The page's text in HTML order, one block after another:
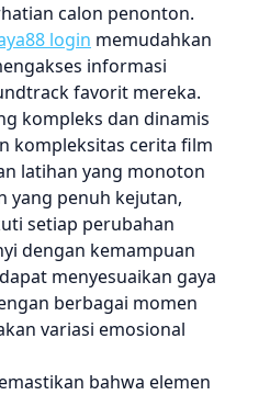
calon penonton.
login memudahkan
informasi
favorit mereka.
kompleks dan dinamis
kompleksitas cerita film
latihan yang monoton
yang penuh kejutan,
setiap perubahan
dengan kemampuan
menyesuaikan gaya
berbagai momen
variasi emosional
bahwa elemen